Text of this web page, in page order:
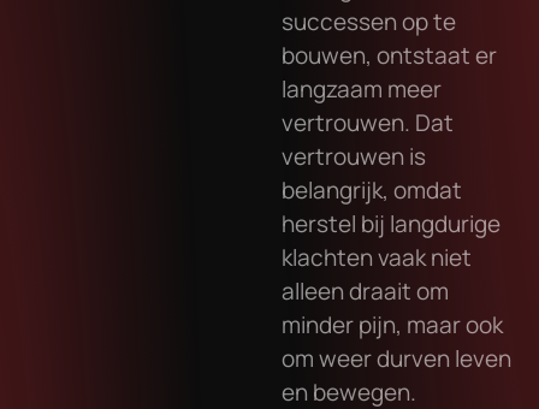
successen op te
bouwen, ontstaat er
langzaam meer
vertrouwen. Dat
vertrouwen is
belangrijk, omdat
herstel bij langdurige
klachten vaak niet
alleen draait om
minder pijn, maar ook
om weer durven leven
en bewegen.